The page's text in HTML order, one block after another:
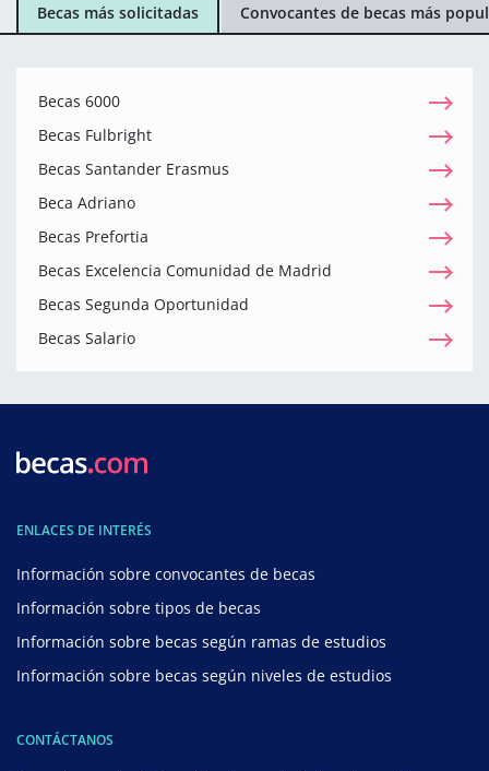
Becas más solicitadas Convocantes de becas más
Becas 6000
Becas Fulbright
Becas Santander Erasmus
Beca Adriano
Becas Prefortia
Becas Excelencia Comunidad de Madrid
Becas Segunda Oportunidad
Becas Salario
ENLACES DE INTERÉS
Información sobre convocantes de becas
Información sobre tipos de becas
Información sobre becas según ramas de estudios
Información sobre becas según niveles de estudios
CONTÁCTANOS